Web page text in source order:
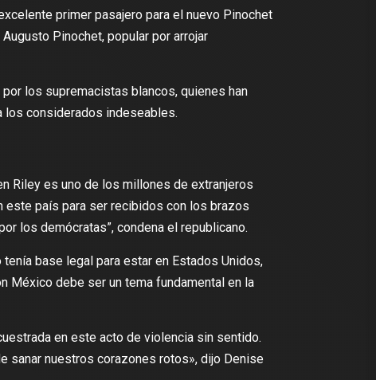
primer pasajero para el nuevo Pinochet
Pinochet, popular por arrojar
los supremacistas blancos, quienes han
los considerados indeseables.
Riley es uno de los millones de extranjeros
este país para ser recibidos con los brazos
los demócratas”, condena el republicano.
base legal para estar en Estados Unidos,
México debe ser un tema fundamental en la
en este acto de violencia sin sentido.
sanar nuestros corazones rotos», dijo Denise